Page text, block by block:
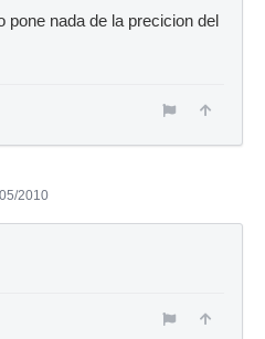
pone nada de la precicion del
2010